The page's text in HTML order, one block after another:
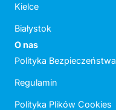
Kielce
Białystok
O nas
Polityka Bezpieczeństwa
Regulamin
Polityka Plików Cookies